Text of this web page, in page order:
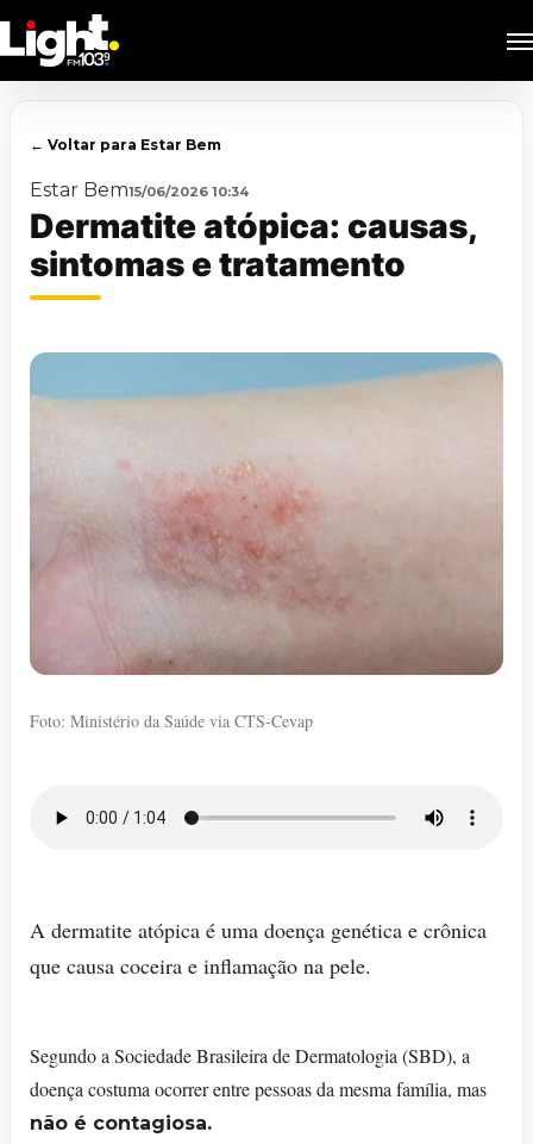
to
main
← Voltar para Estar Bem
Estar Bem15/06/2026 10:34
Dermatite atópica: causas,
sintomas e tratamento
Foto: Ministério da Saúde via CTS-Cevap
A dermatite atópica é uma doença genética e crônica
que causa coceira e inflamação na pele.
Segundo a Sociedade Brasileira de Dermatologia (SBD), a
doença costuma ocorrer entre pessoas da mesma família, mas
não é contagiosa.